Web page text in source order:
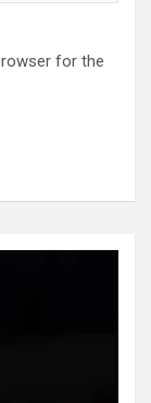
for the